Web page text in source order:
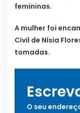
femininas.
A mulher foi
Civil de Nísia
tomadas.
O seu